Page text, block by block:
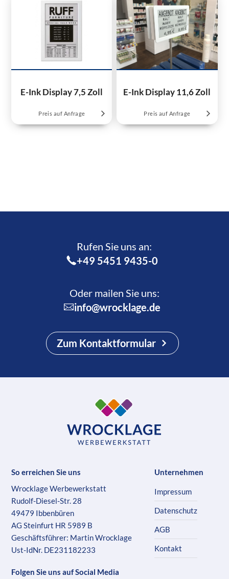
E-Ink Display 7,5 Zoll
Preis auf Anfrage
E-Ink Display 11,6 Zoll
Preis auf Anfrage
Rufen Sie uns an:­
+49 5451 9435-0
Oder mailen Sie uns:
info@wrocklage.de
Zum Kontaktformular
So erreichen Sie uns
Wrocklage Werbewerkstatt
Rudolf-Diesel-Str. 28
49479 Ibbenbüren
AG Steinfurt HR 5989 B
Geschäftsführer: Martin Wrocklage
Ust-IdNr. DE231182233
Folgen Sie uns auf Social Media
Unternehmen
Impressum
Datenschutz
AGB
Kontakt